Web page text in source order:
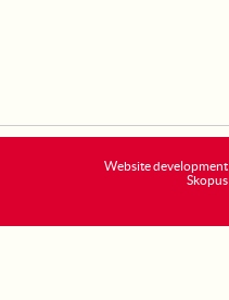
Website development
Skopus